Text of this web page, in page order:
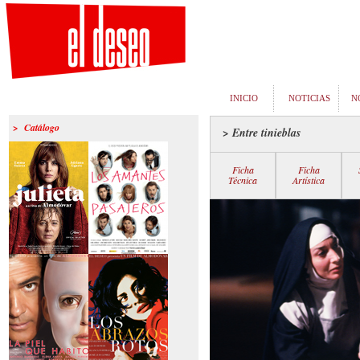
INICIO NOTICIAS
> Catálogo
>Julieta
>Los amantes
pasajeros
> Entre tinieblas
Ficha
Técnica
Ficha
Artística